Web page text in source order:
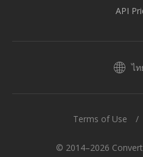
API
ไท
© 2014–2026
Terms of Use